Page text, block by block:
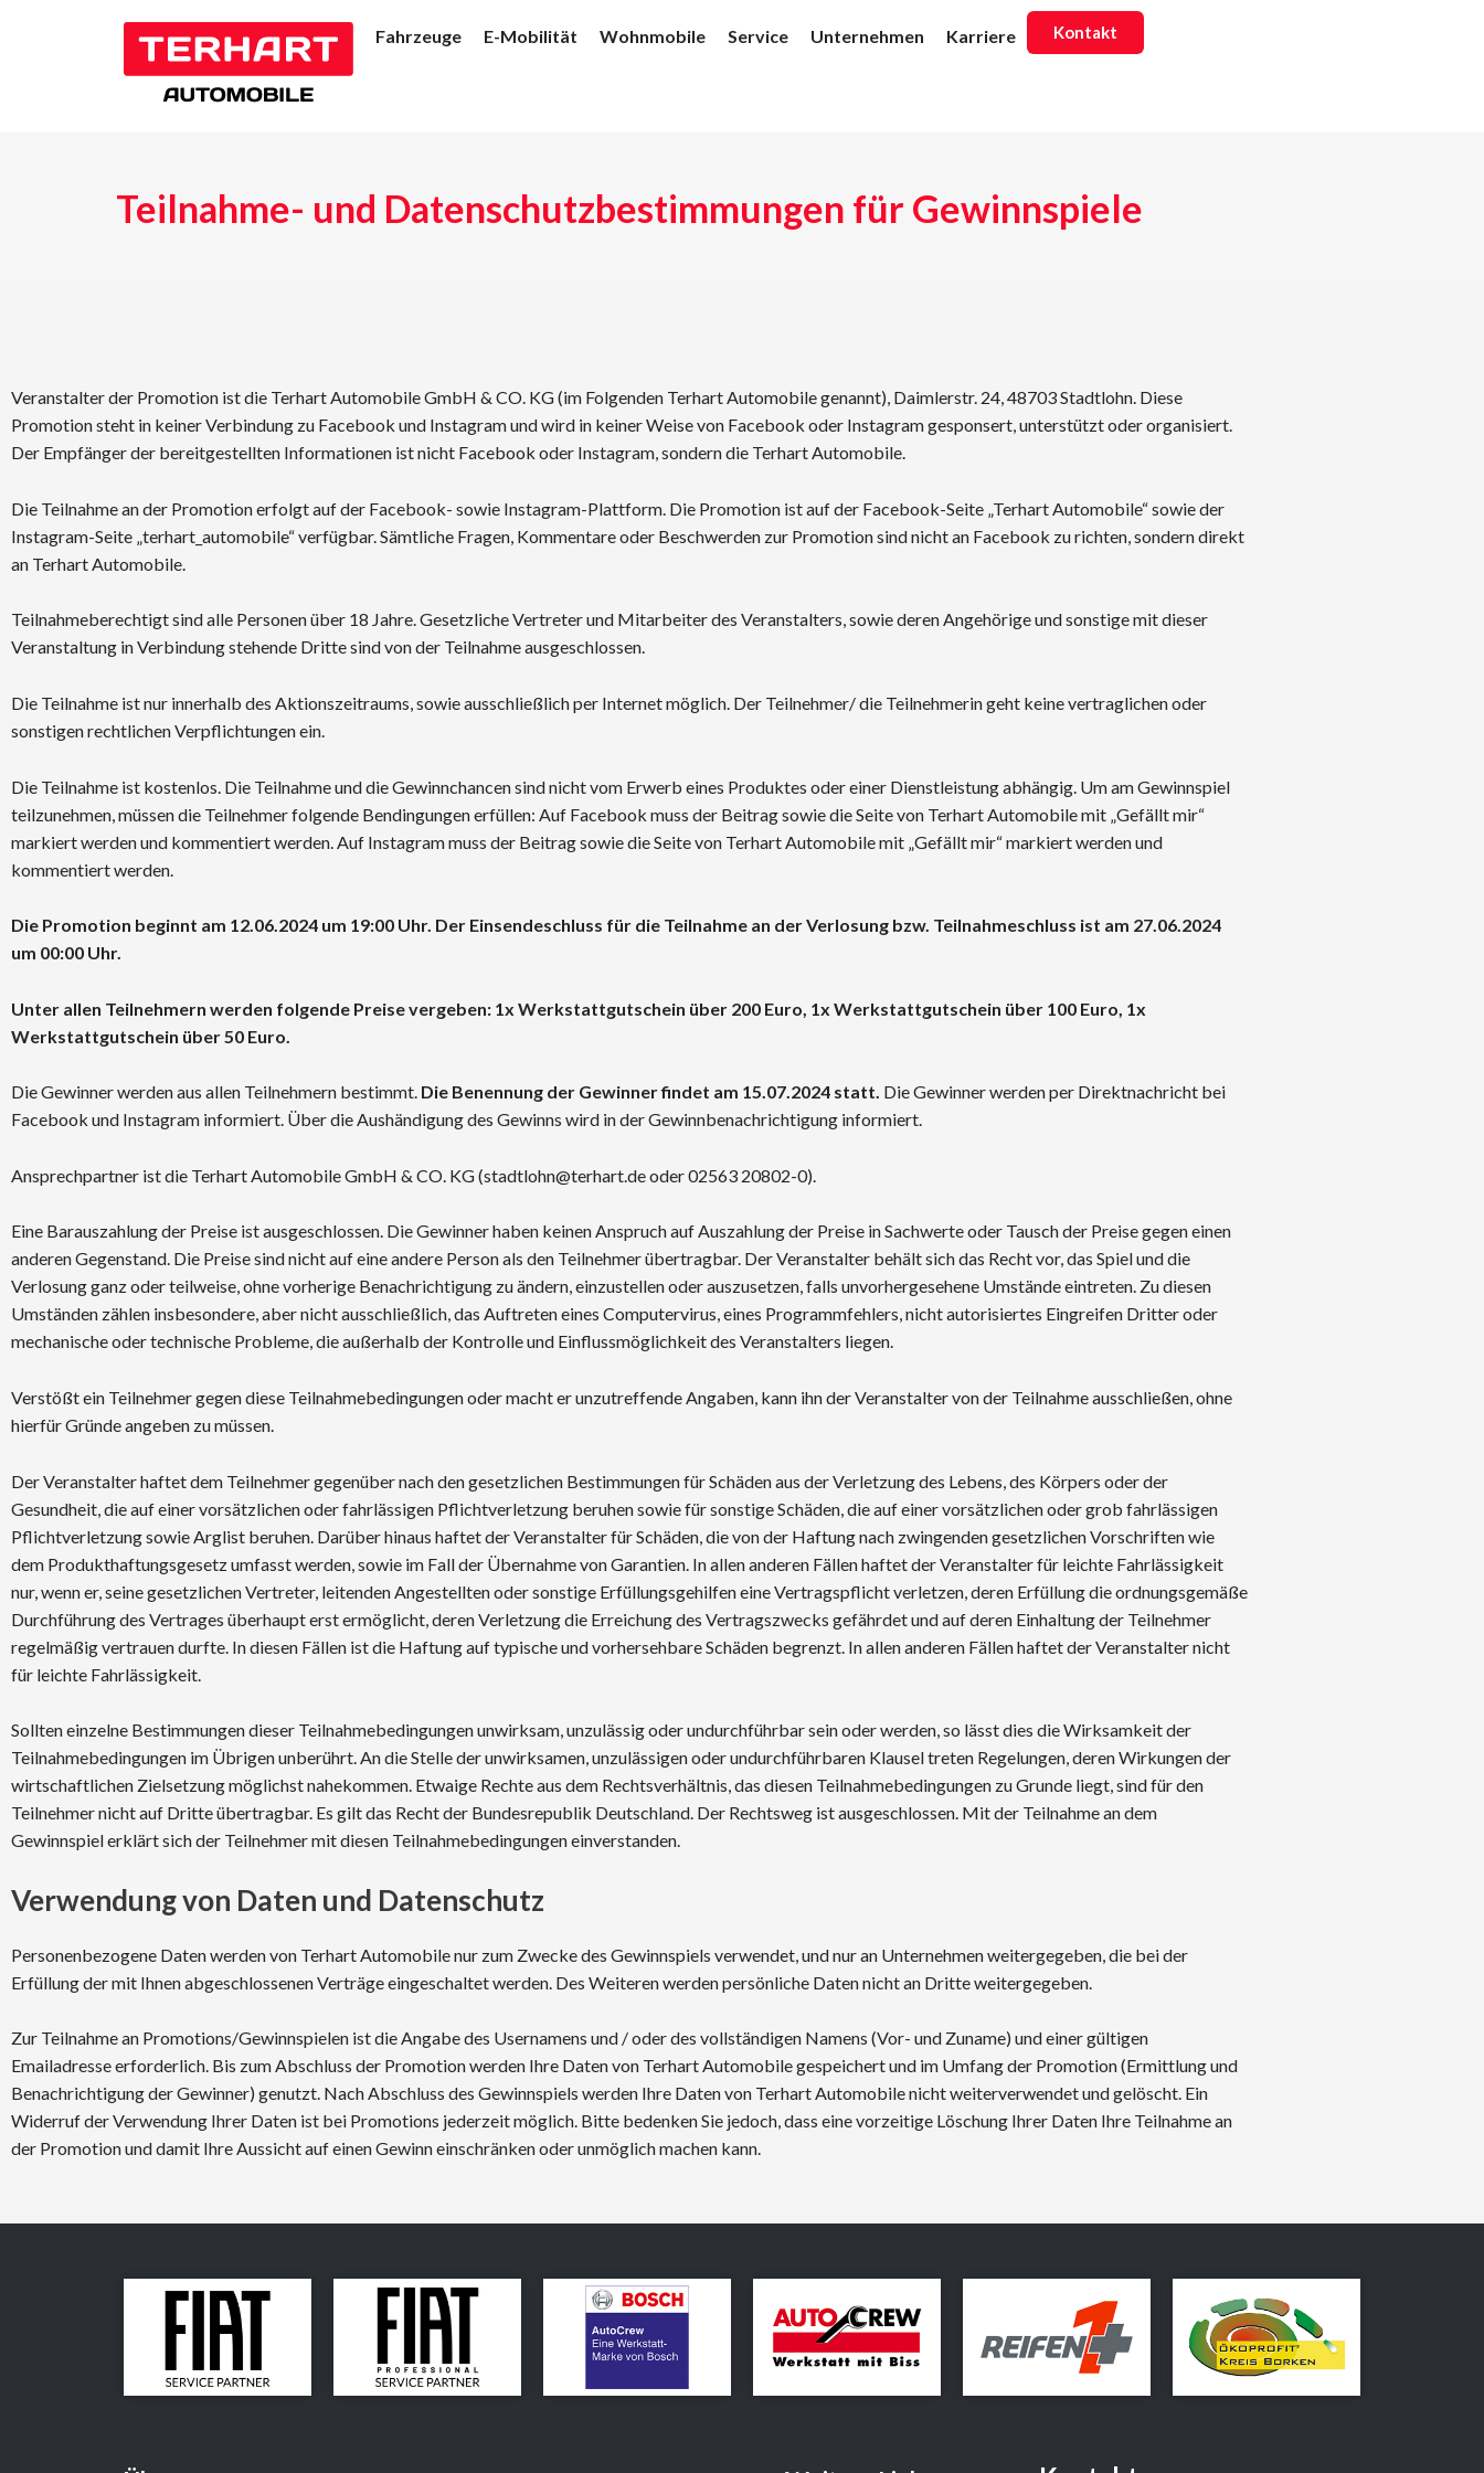
Fahrzeuge E-Mobilität Wohnmobile Service Unternehmen Karriere Kontakt
Teilnahme- und Datenschutzbestimmungen für Gewinnspiele
Veranstalter der Promotion ist die Terhart Automobile GmbH & CO. KG (im Folgenden Terhart Automobile genannt), Daimlerstr. 24, 48703 Stadtlohn. Diese
Promotion steht in keiner Verbindung zu Facebook und Instagram und wird in keiner Weise von Facebook oder Instagram gesponsert, unterstützt oder organisiert.
Der Empfänger der bereitgestellten Informationen ist nicht Facebook oder Instagram, sondern die Terhart Automobile.
Die Teilnahme an der Promotion erfolgt auf der Facebook- sowie Instagram-Plattform. Die Promotion ist auf der Facebook-Seite „Terhart Automobile“ sowie der
Instagram-Seite „terhart_automobile“ verfügbar. Sämtliche Fragen, Kommentare oder Beschwerden zur Promotion sind nicht an Facebook zu richten, sondern direkt
an Terhart Automobile
Teilnahmeberechtigt sind alle Personen über 18 Jahre. Gesetzliche Vertreter und Mitarbeiter des Veranstalters, sowie deren Angehörige und sonstige mit dieser
Veranstaltung in Verbindung stehende Dritte sind von der Teilnahme ausgeschlossen.
Die Teilnahme ist nur innerhalb des Aktionszeitraums, sowie ausschließlich per Internet möglich. Der Teilnehmer/ die Teilnehmerin geht keine vertraglichen oder
sonstigen rechtlichen Verpflichtungen ein.
Die Teilnahme ist kostenlos. Die Teilnahme und die Gewinnchancen sind nicht vom Erwerb eines Produktes oder einer Dienstleistung abhängig. Um am Gewinnspiel
teilzunehmen, müssen die Teilnehmer folgende Bendingungen erfüllen: Auf Facebook muss der Beitrag sowie die Seite von Terhart Automobile mit „Gefällt mir“
markiert werden und kommentiert werden. Auf Instagram muss der Beitrag sowie die Seite von Terhart Automobile mit „Gefällt mir“ markiert werden und
kommentiert werden.
Die Promotion beginnt am 12.06.2024 um 19:00 Uhr. Der Einsendeschluss für die Teilnahme an der Verlosung bzw. Teilnahmeschluss ist am 27.06.2024
um 00:00 Uhr.
Unter allen Teilnehmern werden folgende Preise vergeben: 1x Werkstattgutschein über 200 Euro, 1x Werkstattgutschein über 100 Euro, 1x
Werkstattgutschein über 50 Euro.
Die Gewinner werden aus allen Teilnehmern bestimmt. Die Benennung der Gewinner findet am 15.07.2024 statt. Die Gewinner werden per Direktnachricht bei
Facebook und Instagram informiert. Über die Aushändigung des Gewinns wird in der Gewinnbenachrichtigung informiert.
Ansprechpartner ist die Terhart Automobile GmbH & CO. KG (stadtlohn@terhart.de oder 02563 20802-0).
Eine Barauszahlung der Preise ist ausgeschlossen. Die Gewinner haben keinen Anspruch auf Auszahlung der Preise in Sachwerte oder Tausch der Preise gegen einen
anderen Gegenstand. Die Preise sind nicht auf eine andere Person als den Teilnehmer übertragbar. Der Veranstalter behält sich das Recht vor, das Spiel und die
Verlosung ganz oder teilweise, ohne vorherige Benachrichtigung zu ändern, einzustellen oder auszusetzen, falls unvorhergesehene Umstände eintreten. Zu diesen
Umständen zählen insbesondere, aber nicht ausschließlich, das Auftreten eines Computervirus, eines Programmfehlers, nicht autorisiertes Eingreifen Dritter oder
mechanische oder technische Probleme, die außerhalb der Kontrolle und Einflussmöglichkeit des Veranstalters liegen.
Verstößt ein Teilnehmer gegen diese Teilnahmebedingungen oder macht er unzutreffende Angaben, kann ihn der Veranstalter von der Teilnahme ausschließen, ohne
hierfür Gründe angeben zu müssen.
Der Veranstalter haftet dem Teilnehmer gegenüber nach den gesetzlichen Bestimmungen für Schäden aus der Verletzung des Lebens, des Körpers oder der
Gesundheit, die auf einer vorsätzlichen oder fahrlässigen Pflichtverletzung beruhen sowie für sonstige Schäden, die auf einer vorsätzlichen oder grob fahrlässigen
Pflichtverletzung sowie Arglist beruhen. Darüber hinaus haftet der Veranstalter für Schäden, die von der Haftung nach zwingenden gesetzlichen Vorschriften wie
dem Produkthaftungsgesetz umfasst werden, sowie im Fall der Übernahme von Garantien. In allen anderen Fällen haftet der Veranstalter für leichte Fahrlässigkeit
nur, wenn er, seine gesetzlichen Vertreter, leitenden Angestellten oder sonstige Erfüllungsgehilfen eine Vertragspflicht verletzen, deren Erfüllung die ordnungsgemäße
Durchführung des Vertrages überhaupt erst ermöglicht, deren Verletzung die Erreichung des Vertragszwecks gefährdet und auf deren Einhaltung der Teilnehmer
regelmäßig vertrauen durfte. In diesen Fällen ist die Haftung auf typische und vorhersehbare Schäden begrenzt. In allen anderen Fällen haftet der Veranstalter nicht
für leichte Fahrlässigkeit.
Sollten einzelne Bestimmungen dieser Teilnahmebedingungen unwirksam, unzulässig oder undurchführbar sein oder werden, so lässt dies die Wirksamkeit der
Teilnahmebedingungen im Übrigen unberührt. An die Stelle der unwirksamen, unzulässigen oder undurchführbaren Klausel treten Regelungen, deren Wirkungen der
wirtschaftlichen Zielsetzung möglichst nahekommen. Etwaige Rechte aus dem Rechtsverhältnis, das diesen Teilnahmebedingungen zu Grunde liegt, sind für den
Teilnehmer nicht auf Dritte übertragbar. Es gilt das Recht der Bundesrepublik Deutschland. Der Rechtsweg ist ausgeschlossen. Mit der Teilnahme an dem
Gewinnspiel erklärt sich der Teilnehmer mit diesen Teilnahmebedingungen einverstanden.
Verwendung von Daten und Datenschutz
Personenbezogene Daten werden von Terhart Automobile nur zum Zwecke des Gewinnspiels verwendet, und nur an Unternehmen weitergegeben, die bei der
Erfüllung der mit Ihnen abgeschlossenen Verträge eingeschaltet werden. Des Weiteren werden persönliche Daten nicht an Dritte weitergegeben.
Zur Teilnahme an Promotions/Gewinnspielen ist die Angabe des Usernamens und / oder des vollständigen Namens (Vor- und Zuname) und einer gültigen
Emailadresse erforderlich. Bis zum Abschluss der Promotion werden Ihre Daten von Terhart Automobile gespeichert und im Umfang der Promotion (Ermittlung und
Benachrichtigung der Gewinner) genutzt. Nach Abschluss des Gewinnspiels werden Ihre Daten von Terhart Automobile nicht weiterverwendet und gelöscht. Ein
Widerruf der Verwendung Ihrer Daten ist bei Promotions jederzeit möglich. Bitte bedenken Sie jedoch, dass eine vorzeitige Löschung Ihrer Daten Ihre Teilnahme an
der Promotion und damit Ihre Aussicht auf einen Gewinn einschränken oder unmöglich machen kann.